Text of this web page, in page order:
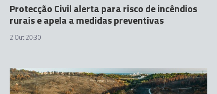
Protecção Civil alerta para risco de incêndios
rurais e apela a medidas preventivas
2 Out 20:30